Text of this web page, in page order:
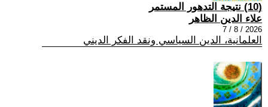
(10) نتيجة التدهور المستمر
علاء الدين الظاهر
2026 / 8 / 7
العلمانية، الدين السياسي ونقد الفكر الديني